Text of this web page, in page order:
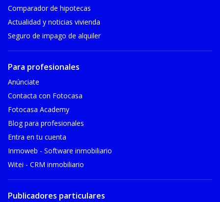
Comparador de hipotecas
Actualidad y noticias vivienda
Seguro de impago de alquiler
Para profesionales
Anúnciate
Contacta con Fotocasa
Fotocasa Academy
Blog para profesionales
Entra en tu cuenta
Inmoweb - Software inmobiliario
Witei - CRM inmobiliario
Publicadores particulares